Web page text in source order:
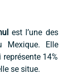
est l’une des
Mexique. Elle
14%
se situe.